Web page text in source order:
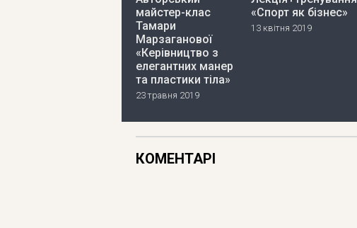
майстер-клас
Тамари
Марзаганової
«Керівництво з
елегантних манер
та пластики тіла»
23 травня 2019
«Спорт як бізнес»
13 квітня 2019
КОМЕНТАРІ